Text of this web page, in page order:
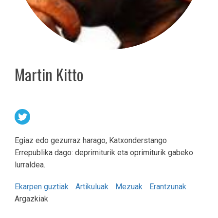
Martin Kitto
Egiaz edo gezurraz harago, Katxonderstango
Errepublika dago: deprimiturik eta oprimiturik gabeko
lurraldea.
Ekarpen guztiak Artikuluak Mezuak
Erantzunak
Argazkiak